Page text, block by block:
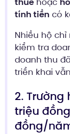
tính tiền có
Nhiều hộ
kiểm tra
doanh thu
triển khai
2.
triệu
đồng/